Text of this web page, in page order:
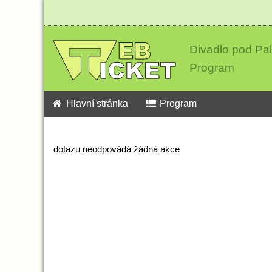
Divadlo pod
Program
Hlavní stránka Program
dotazu neodpovádá žádná akce